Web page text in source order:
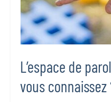
L’espace de
vous connaissez